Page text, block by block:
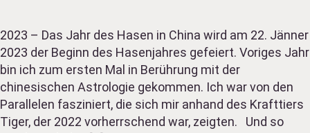
2023 – Das Jahr des Hasen in China wird am 22. Jänner
2023 der Beginn des Hasenjahres gefeiert. Voriges Jahr
bin ich zum ersten Mal in Berührung mit der
chinesischen Astrologie gekommen. Ich war von den
Parallelen fasziniert, die sich mir anhand des Krafttiers
Tiger, der 2022 vorherrschend war, zeigten. Und so